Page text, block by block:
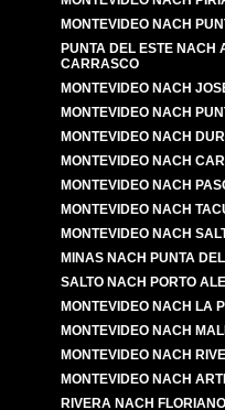
MONTEVIDEO NACH
PUNTA DEL ESTE NACH
CARRASCO
MONTEVIDEO NACH
MONTEVIDEO NACH
MONTEVIDEO NACH
MONTEVIDEO NACH
MONTEVIDEO NACH
MONTEVIDEO NACH
MONTEVIDEO NACH
MINAS NACH PUNTA
SALTO NACH PORTO
MONTEVIDEO NACH LA
MONTEVIDEO NACH
MONTEVIDEO NACH
MONTEVIDEO NACH
RIVERA NACH